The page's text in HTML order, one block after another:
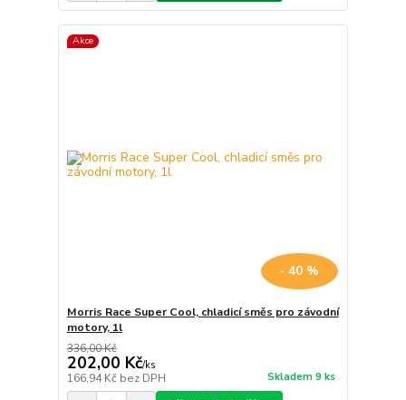
Akce
- 40 %
Morris Race Super Cool, chladicí směs pro závodní
motory, 1l
336,00 Kč
202,00 Kč/ks
166,94 Kč bez DPH Skladem 9 ks